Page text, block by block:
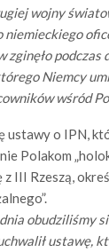
wojny
niemieckiego
zginęło
Niemcy
wśród
ustawy o IPN,
Polakom
III Rzeszą,
obudziliśmy
ustawę,